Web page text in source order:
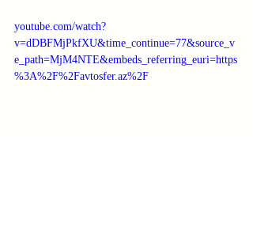
youtube.com/watch?
v=dDBFMjPkfXU&time_continue=77&source_v
e_path=MjM4NTE&embeds_referring_euri=https
%3A%2F%2Favtosfer.az%2F